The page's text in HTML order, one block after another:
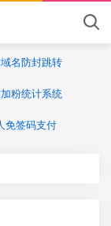
名防封跳转
粉统计系统
免签码支付